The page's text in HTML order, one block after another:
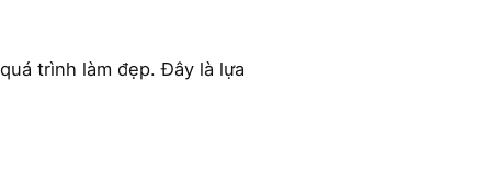
trình làm đẹp. Đây là lựa